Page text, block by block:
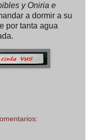
y Oniria e
a dormir a su
por tanta agua